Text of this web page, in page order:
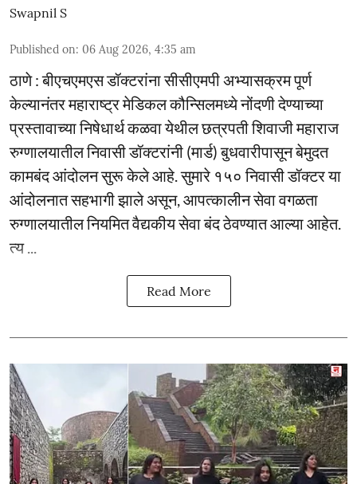
Swapnil S
Published on: 06 Aug 2026, 4:35 am
ठाणे : बीएचएमएस डॉक्टरांना सीसीएमपी अभ्यासक्रम पूर्ण
केल्यानंतर महाराष्ट्र मेडिकल कौन्सिलमध्ये नोंदणी देण्याच्या
प्रस्तावाच्या निषेधार्थ कळवा येथील छत्रपती शिवाजी महाराज
रुग्णालयातील निवासी डॉक्टरांनी (मार्ड) बुधवारीपासून बेमुदत
कामबंद आंदोलन सुरू केले आहे. सुमारे १५० निवासी डॉक्टर या
आंदोलनात सहभागी झाले असून, आपत्कालीन सेवा वगळता
रुग्णालयातील नियमित वैद्यकीय सेवा बंद ठेवण्यात आल्या आहेत.
त्य ...
Read More